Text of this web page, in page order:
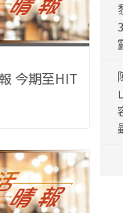
今期至HIT